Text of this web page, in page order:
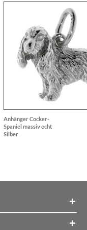
Anhänger Cocker-
Spaniel massiv echt
Silber